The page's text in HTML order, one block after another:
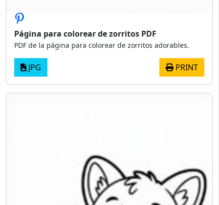
Página para colorear de zorritos PDF
PDF de la página para colorear de zorritos adorables.
JPG PRINT